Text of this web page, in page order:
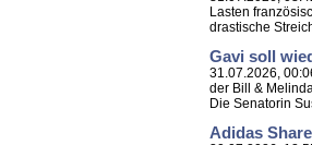
Lasten
drastische
Gavi soll
31.07.2026,
der Bill &
Die Senatorin
Adidas